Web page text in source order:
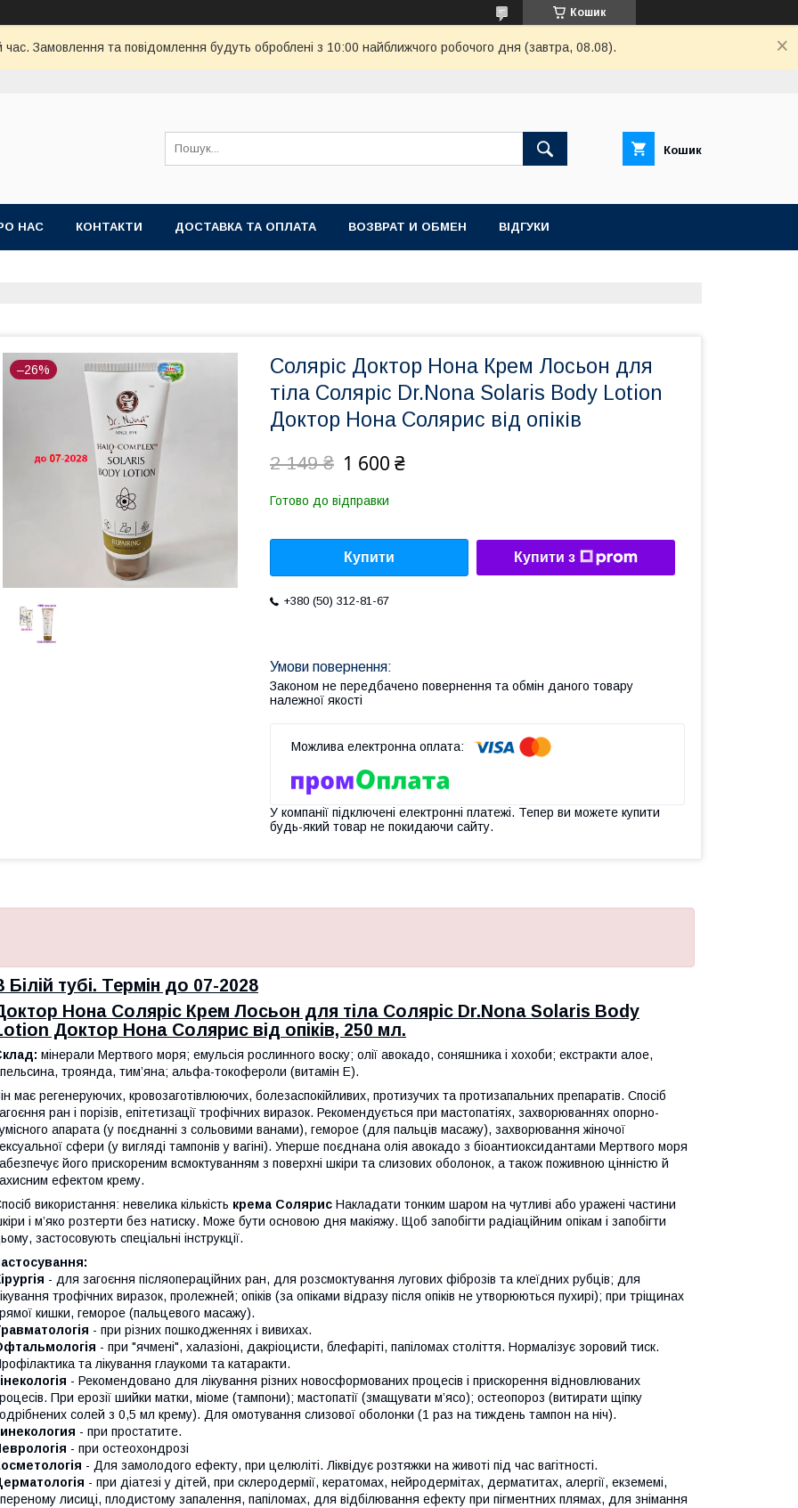
Кошик
час. Замовлення та повідомлення будуть оброблені з 10:00 найближчого робочого дня (завтра, 08.08).
Кошик
НАС КОНТАКТИ ДОСТАВКА ТА ОПЛАТА ВОЗВРАТ И ОБМЕН ВІДГУКИ
–26%
Соляріс Доктор Нона Крем Лосьон для
тіла Соляріс Dr.Nona Solaris Body Lotion
Доктор Нона Солярис від опіків
2 149 ₴ 1 600 ₴
Готово до відправки
Купити Купити з
+380 (50) 312-81-67
Законом не передбачено повернення та обмін даного товару
належної якості
У компанії підключені електронні платежі. Тепер ви можете купити
будь-який товар не покидаючи сайту.
Білій тубі. Термін до 07-2028
Нона Соляріс Крем Лосьон для тіла Соляріс Dr.Nona Solaris Body
Доктор Нона Солярис від опіків, 250 мл.
мінерали Мертвого моря; емульсія рослинного воску; олії авокадо, соняшника і хохоби; екстракти алое,
троянда, тим’яна; альфа-токофероли (витамін Е).
має регенеруючих, кровозаготівлюючих, болезаспокійливих, протизучих та протизапальних препаратів. Спосіб
ран і порізів, епітетизації трофічних виразок. Рекомендується при мастопатіях, захворюваннях опорно-
апарата (у поєднанні з сольовими ванами), геморое (для пальців масажу), захворювання жіночої
сфери (у вигляді тампонів у вагіні). Уперше поєднана олія авокадо з біоантиоксидантами Мертвого моря
його прискореним всмоктуванням з поверхні шкіри та слизових оболонок, а також поживною цінністю й
ефектом крему.
використання: невелика кількість крема Солярис Накладати тонким шаром на чутливі або уражені частини
і м’яко розтерти без натиску. Може бути основою дня макіяжу. Щоб запобігти радіаційним опікам і запобігти
застосовують спеціальні інструкції.
- для загоєння післяопераційних ран, для розсмоктування лугових фіброзів та клеїдних рубців; для
трофічних виразок, пролежней; опіків (за опіками відразу після опіків не утворюються пухирі); при тріщинах
кишки, геморое (пальцевого масажу).
- при різних пошкодженнях і вивихах.
- при "ячмені", халазіоні, дакріоцисти, блефаріті, папіломах століття. Нормалізує зоровий тиск.
та лікування глаукоми та катаракти.
- Рекомендовано для лікування різних новосформованих процесів і прискорення відновлюваних
При ерозії шийки матки, міоме (тампони); мастопатії (змащувати м’ясо); остеопороз (витирати щіпку
солей з 0,5 мл крему). Для омотування слизової оболонки (1 раз на тиждень тампон на ніч).
- при простатите.
- при остеохондрозі
- Для замолодого ефекту, при целюліті. Ліквідує розтяжки на животі під час вагітності.
- при діатезі у дітей, при склеродермії, кератомах, нейродермітах, дерматитах, алергії, екземемі,
лисиці, плодистому запалення, папіломах, для відбілювання ефекту при пігментних плямах, для знімання